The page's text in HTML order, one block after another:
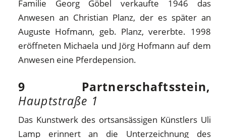
Familie Georg Göbel verkaufte 1946 das
Anwesen an Christian Planz, der es später an
Auguste Hofmann, geb. Planz, vererbte. 1998
eröffneten Michaela und Jörg Hofmann auf dem
Anwesen eine Pferdepension.
9 Partnerschaftsstein,
Hauptstraße 1
Das Kunstwerk des ortsansässigen Künstlers Uli
Lamp erinnert an die Unterzeichnung des